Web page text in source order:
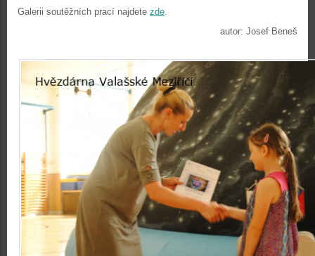
Galerii soutěžních prací najdete zde.
autor: Josef Beneš